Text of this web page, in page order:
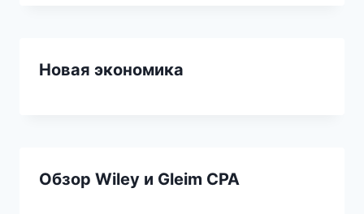
Новая экономика
Обзор Wiley и Gleim CPA